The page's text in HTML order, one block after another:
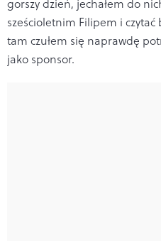
gorszy dzień, jechałem do
sześcioletnim Filipem i
tam czułem się naprawdę
jako sponsor.